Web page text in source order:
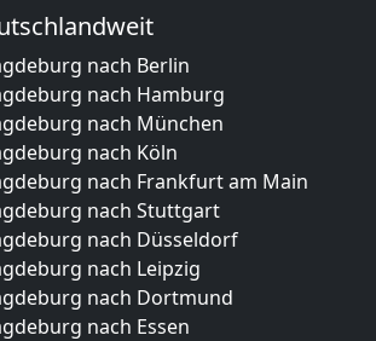
nach Berlin
nach Hamburg
nach München
nach Köln
nach Frankfurt am Main
nach Stuttgart
nach Düsseldorf
nach Leipzig
nach Dortmund
nach Essen